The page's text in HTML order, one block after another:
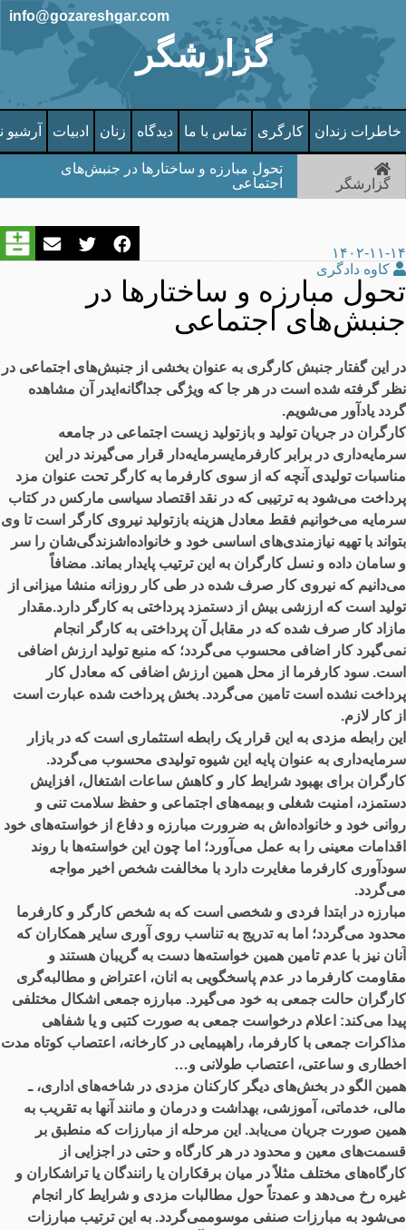
گزارشگر
info@gozareshgar.com
خاطرات زندان کارگری تماس با ما دیدگاه زنان ادبیات آرشیو
گزارشگر
تحول مبارزه و ساختارها در جنبش‌های
اجتماعی
۱۴۰۲-۱۱-۱۴
کاوه دادگری
تحول مبارزه و ساختارها در
جنبش‌های اجتماعی
در این گفتار جنبش کارگری به عنوان بخشی از جنبش‌های اجتماعی در
نظر گرفته شده است در هر جا که ویژگی جداگانه‌ایدر آن مشاهده
گردد یادآور می‌شویم.
کارگران در جریان تولید و بازتولید زیست اجتماعی در جامعه
سرمایه‌داری در برابر کارفرمایسرمایه‌دار قرار می‌گیرند در این
مناسبات تولیدی آنچه که از سوی کارفرما به کارگر تحت عنوان مزد
پرداخت می‌شود به ترتیبی که در نقد اقتصاد سیاسی مارکس در کتاب
سرمایه می‌خوانیم فقط معادل هزینه بازتولید نیروی کارگر است تا وی
بتواند با تهیه نیازمندی‌های اساسی خود و خانواده‌اشزندگی‌شان را سر
و سامان داده و نسل کارگران به این ترتیب پایدار بماند. مضافاً
می‌دانیم که نیروی کار صرف شده در طی کار روزانه منشا میزانی از
تولید است که ارزشی بیش از دستمزد پرداختی به کارگر دارد.مقدار
مازاد کار صرف شده که در مقابل آن پرداختی به کارگر انجام
نمی‌گیرد کار اضافی محسوب می‌گردد؛ که منبع تولید ارزش اضافی
است. سود کارفرما از محل همین ارزش اضافی که معادل کار
پرداخت نشده است تامین می‌گردد. بخش پرداخت شده عبارت است
از کار لازم.
این رابطه مزدی به این قرار یک رابطه استثماری است که در بازار
سرمایه‌داری به عنوان پایه این شیوه تولیدی محسوب می‌گردد.
کارگران برای بهبود شرایط کار و کاهش ساعات اشتغال، افزایش
دستمزد، امنیت شغلی و بیمه‌های اجتماعی و حفظ سلامت تنی و
روانی خود و خانواده‌اش به ضرورت مبارزه و دفاع از خواسته‌های خود
اقدامات معینی را به عمل می‌آورد؛ اما چون این خواسته‌ها با روند
سودآوری کارفرما مغایرت دارد با مخالفت شخص اخیر مواجه
می‌گردد.
مبارزه در ابتدا فردی و شخصی است که به شخص کارگر و کارفرما
محدود می‌گردد؛ اما به تدریج به تناسب روی آوری سایر همکاران که
آنان نیز با عدم تامین همین خواسته‌ها دست به گریبان هستند و
مقاومت کارفرما در عدم پاسخگویی به انان، اعتراض و مطالبه‌گری
کارگران حالت جمعی به خود می‌گیرد. مبارزه جمعی اشکال مختلفی
پیدا می‌کند: اعلام درخواست جمعی به صورت کتبی و یا شفاهی
مذاکرات جمعی با کارفرما، راهپیمایی در کارخانه، اعتصاب کوتاه مدت
اخطاری و ساعتی، اعتصاب طولانی و…
همین الگو در بخش‌های دیگر کارکنان مزدی در شاخه‌های اداری، ـ
مالی، خدماتی، آموزشی، بهداشت و درمان و مانند آنها به تقریب به
همین صورت جریان می‌یابد. این مرحله از مبارزات که منطبق بر
قسمت‌های معین و محدود در هر کارگاه و حتی در اجزایی از
کارگاه‌های مختلف مثلاً در میان برقکاران یا رانندگان یا تراشکاران و
غیره رخ می‌دهد و عمدتاً حول مطالبات مزدی و شرایط کار انجام
می‌شود به مبارزات صنفی موسوممی‌گردد. به این ترتیب مبارزات